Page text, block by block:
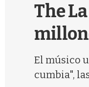
The
El músico
cumbia",